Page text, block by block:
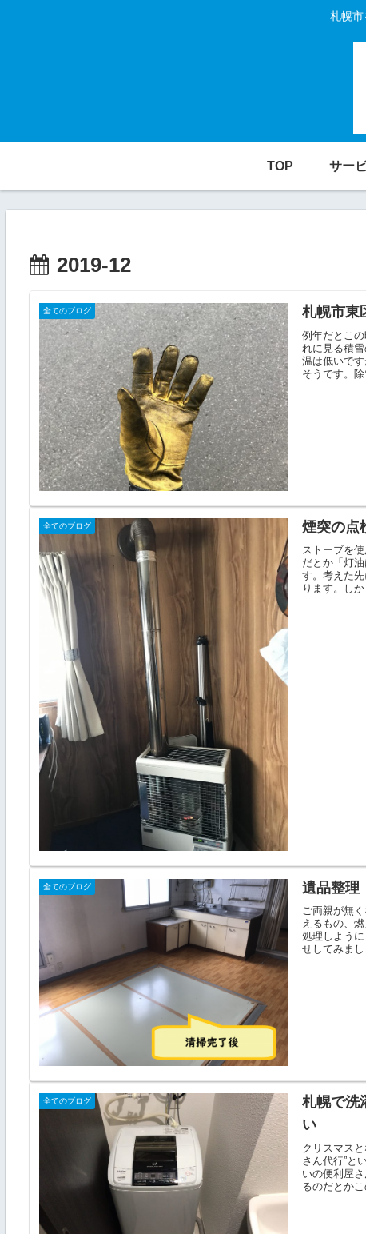
札幌
TOP サー
2019-12
全てのブログ 札幌市東
例年だとこ
れに見る積
温は低いで
そうです。除
全てのブログ 煙突の点
ストーブを
だとか「灯
す。考えた
ります。し
全てのブログ 遺品整理
ご両親が無
えるもの、
処理しよう
せしてみまし
全てのブログ
札幌で洗
い
クリスマス
さん代行”と
いの便利屋
るのだとかこ